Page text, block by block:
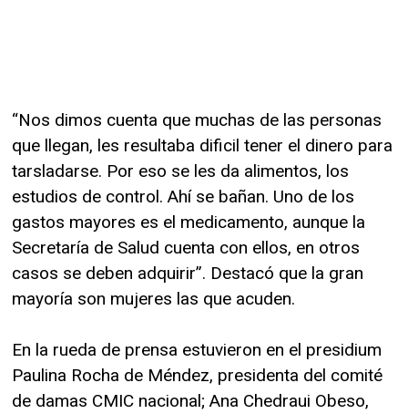
“Nos dimos cuenta que muchas de las personas
que llegan, les resultaba dificil tener el dinero para
tarsladarse. Por eso se les da alimentos, los
estudios de control. Ahí se bañan. Uno de los
gastos mayores es el medicamento, aunque la
Secretaría de Salud cuenta con ellos, en otros
casos se deben adquirir”. Destacó que la gran
mayoría son mujeres las que acuden.
En la rueda de prensa estuvieron en el presidium
Paulina Rocha de Méndez, presidenta del comité
de damas CMIC nacional; Ana Chedraui Obeso,